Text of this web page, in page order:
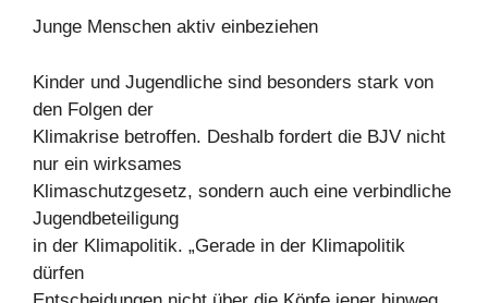
Junge Menschen aktiv einbeziehen
Kinder und Jugendliche sind besonders stark von
den Folgen der
Klimakrise betroffen. Deshalb fordert die BJV nicht
nur ein wirksames
Klimaschutzgesetz, sondern auch eine verbindliche
Jugendbeteiligung
in der Klimapolitik. „Gerade in der Klimapolitik
dürfen